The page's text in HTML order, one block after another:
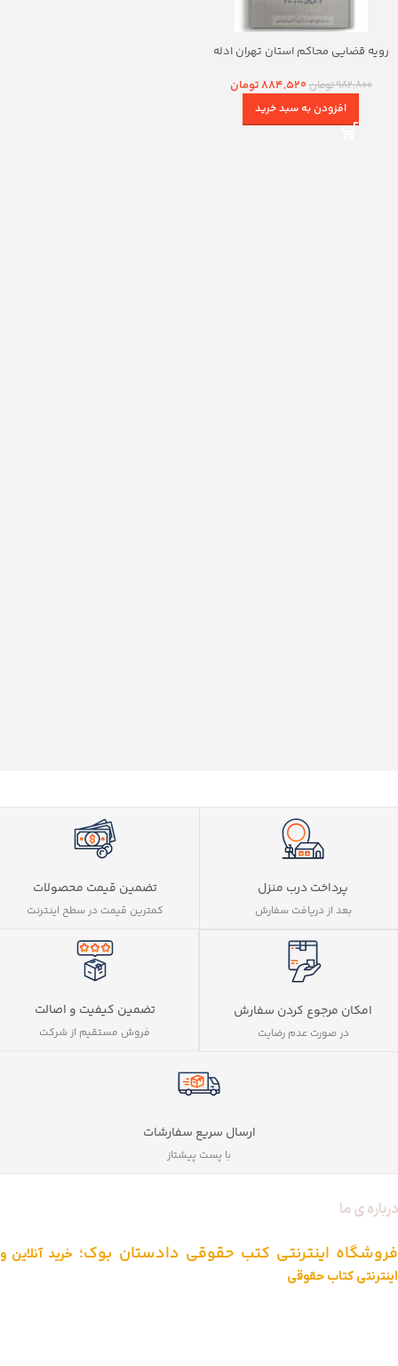
رویه قضایی محاکم استان تهران ادله
982,800تومان884,520تومان
افزودن به سبد خرید
پرداخت درب منزل
بعد از دریافت سفارش
تضمین قیمت محصولات
کمترین قیمت در سطح اینترنت
امکان مرجوع کردن سفارش
در صورت عدم رضایت
تضمین کیفیت و اصالت
فروش مستقیم از شرکت
ارسال سریع سفارشات
با پست پیشتاز
درباره ی ما
فروشگاه اینترنتی کتب حقوقی دادستان بوک؛ خرید آنلاین و
اینترنتی کتاب حقوقی